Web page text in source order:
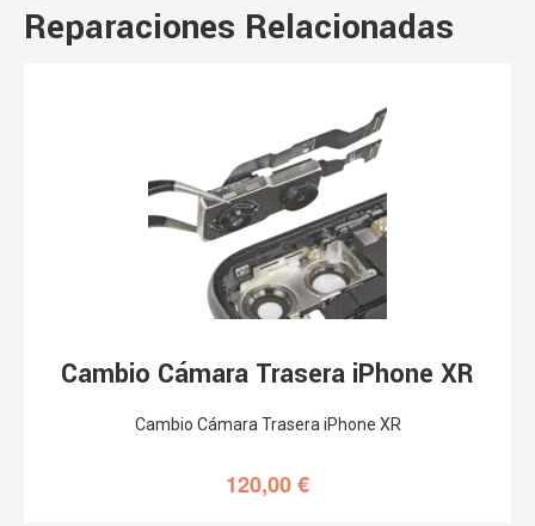
Reparaciones Relacionadas
Cambio Cámara Trasera iPhone XR
Cambio Cámara Trasera iPhone XR
120,00€